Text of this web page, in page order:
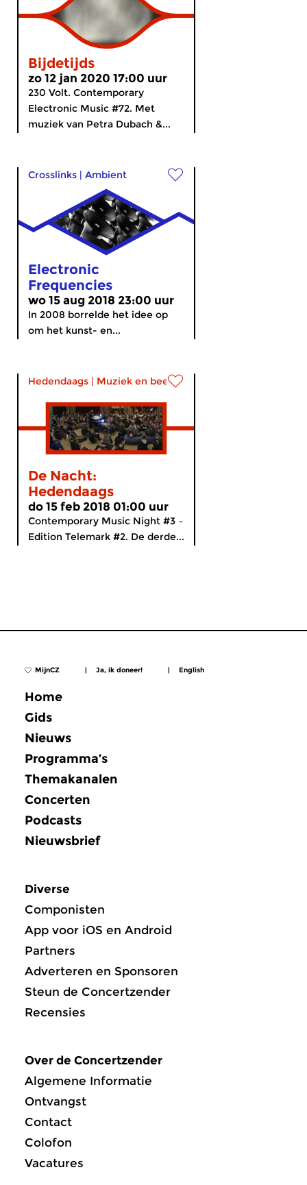
Bijdetijds
zo 12 jan 2020 17:00 uur
230 Volt. Contemporary
Electronic Music #72. Met
muziek van Petra Dubach &...
Crosslinks | Ambient
Electronic
Frequencies
wo 15 aug 2018 23:00 uur
In 2008 borrelde het idee op
om het kunst- en...
Hedendaags | Muziek en beeldende kunst
De Nacht:
Hedendaags
do 15 feb 2018 01:00 uur
Contemporary Music Night #3 –
Edition Telemark #2. De derde...
MijnCZ | Ja, ik doneer! | English
Home
Gids
Nieuws
Programma’s
Themakanalen
Concerten
Podcasts
Nieuwsbrief
Diverse
Componisten
App voor iOS en Android
Partners
Adverteren en Sponsoren
Steun de Concertzender
Recensies
Over de Concertzender
Algemene Informatie
Ontvangst
Contact
Colofon
Vacatures